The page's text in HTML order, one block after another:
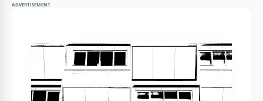
ADVERTISEMENT